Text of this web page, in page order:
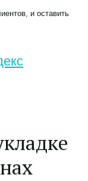
и оставить